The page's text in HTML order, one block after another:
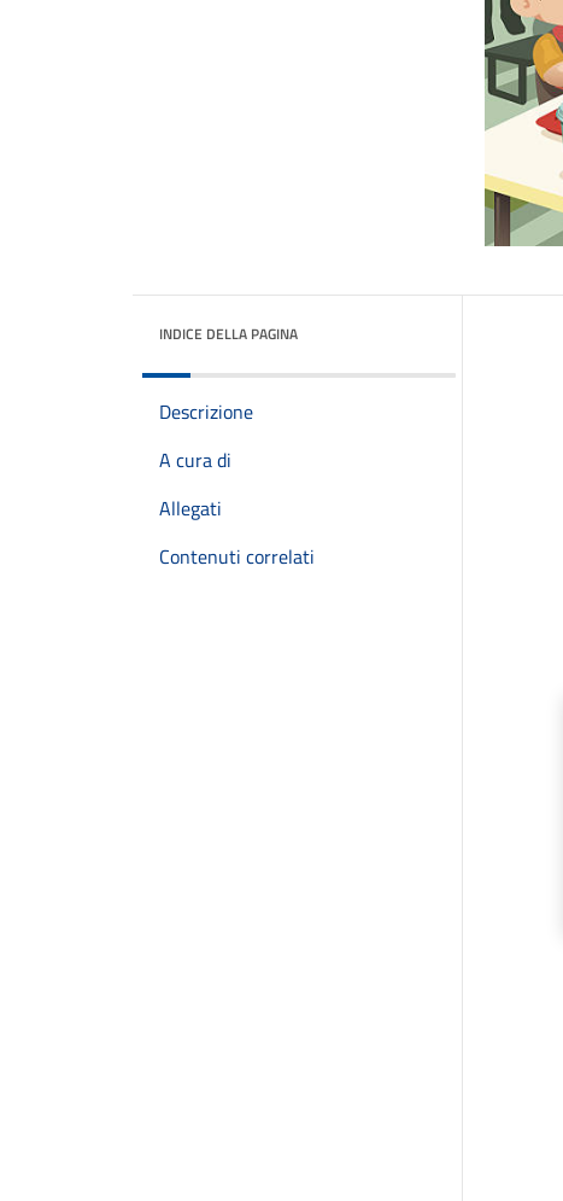
INDICE DELLA PAGINA
Descrizione
A cura di
Allegati
Contenuti correlati